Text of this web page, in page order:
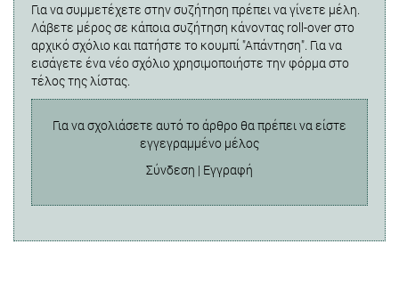
Για να συμμετέχετε στην συζήτηση πρέπει να γίνετε μέλη.
Λάβετε μέρος σε κάποια συζήτηση κάνοντας roll-over στο
αρχικό σχόλιο και πατήστε το κουμπί "Απάντηση". Για να
εισάγετε ένα νέο σχόλιο χρησιμοποιήστε την φόρμα στο
τέλος της λίστας.
Για να σχολιάσετε αυτό το άρθρο θα πρέπει να είστε
εγγεγραμμένο μέλος
Σύνδεση | Εγγραφή